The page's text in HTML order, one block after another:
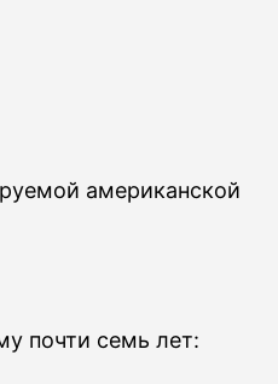
американской
почти семь лет: